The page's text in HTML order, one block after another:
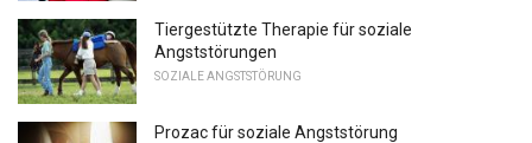
Tiergestützte Therapie für soziale
Angststörungen
SOZIALE ANGSTSTÖRUNG
Prozac für soziale Angststörung